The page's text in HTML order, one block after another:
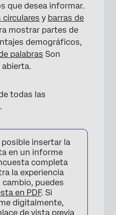
que desea informar.
y barras de
mostrar partes de
demográficos,
palabras Son
todas las
.
posible insertar la
en un informe
completa
la experiencia
cambio, puedes
en PDF. Si
digitalmente,
de vista previa